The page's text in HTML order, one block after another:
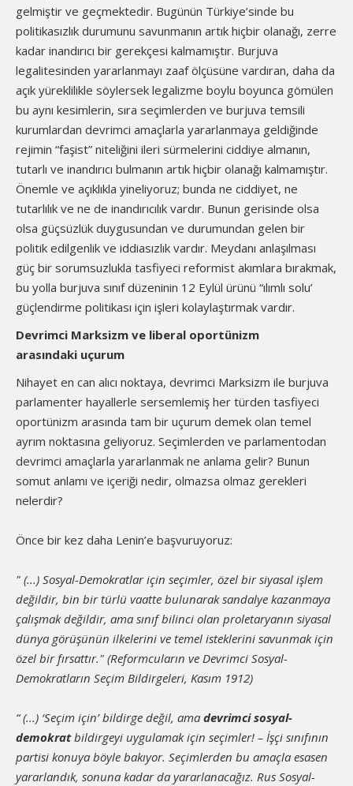
gelmiştir ve geçmektedir. Bugünün Türkiye’sinde bu
politikasızlık durumunu savunmanın artık hiçbir olanağı, zerre
kadar inandırıcı bir gerekçesi kalmamıştır. Burjuva
legalitesinden yararlanmayı zaaf ölçüsüne vardıran, daha da
açık yüreklilikle söylersek legalizme boylu boyunca gömülen
bu aynı kesimlerin, sıra seçimlerden ve burjuva temsili
kurumlardan devrimci amaçlarla yararlanmaya geldiğinde
rejimin “faşist” niteliğini ileri sürmelerini ciddiye almanın,
tutarlı ve inandırıcı bulmanın artık hiçbir olanağı kalmamıştır.
Önemle ve açıklıkla yineliyoruz; bunda ne ciddiyet, ne
tutarlılık ve ne de inandırıcılık vardır. Bunun gerisinde olsa
olsa güçsüzlük duygusundan ve durumundan gelen bir
politik edilgenlik ve iddiasızlık vardır. Meydanı anlaşılması
güç bir sorumsuzlukla tasfiyeci reformist akımlara bırakmak,
bu yolla burjuva sınıf düzeninin 12 Eylül ürünü “ılımlı solu’
güçlendirme politikası için işleri kolaylaştırmak vardır.
Devrimci Marksizm ve liberal oportünizm
arasındaki uçurum
Nihayet en can alıcı noktaya, devrimci Marksizm ile burjuva
parlamenter hayallerle sersemlemiş her türden tasfiyeci
oportünizm arasında tam bir uçurum demek olan temel
ayrım noktasına geliyoruz. Seçimlerden ve parlamentodan
devrimci amaçlarla yararlanmak ne anlama gelir? Bunun
somut anlamı ve içeriği nedir, olmazsa olmaz gerekleri
nelerdir?
Önce bir kez daha Lenin’e başvuruyoruz:
" (...) Sosyal-Demokratlar için seçimler, özel bir siyasal işlem
değildir, bin bir türlü vaatte bulunarak sandalye kazanmaya
çalışmak değildir, ama sınıf bilinci olan proletaryanın siyasal
dünya görüşünün ilkelerini ve temel isteklerini savunmak için
özel bir fırsattır." (Reformcuların ve Devrimci Sosyal-
Demokratların Seçim Bildirgeleri, Kasım 1912)
“ (...) ‘Seçim için’ bildirge değil, ama devrimci sosyal-
demokratbildirgeyi uygulamak için seçimler! – İşçi sınıfının
partisi konuya böyle bakıyor. Seçimlerden bu amaçla esasen
yararlandık, sonuna kadar da yararlanacağız. Rus Sosyal-